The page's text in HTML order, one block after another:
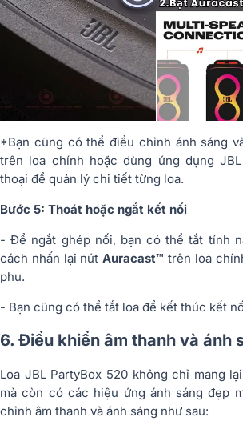
*Bạn cũng có thể điều chỉnh ánh sáng
trên loa chính hoặc dùng ứng dụng
thoại để quản lý chi tiết từng loa.
Bước 5: Thoát hoặc ngắt kết nối
- Để ngắt ghép nối, bạn có thể tắt tính
cách nhấn lại nútAuracast™trên loa
phụ.
- Bạn cũng có thể tắt loa để kết thúc kết
6. Điều khiển âm thanh và ánh
Loa JBL PartyBox 520 không chỉ mang
mà còn có các hiệu ứng ánh sáng đẹp
chỉnh âm thanh và ánh sáng như sau: